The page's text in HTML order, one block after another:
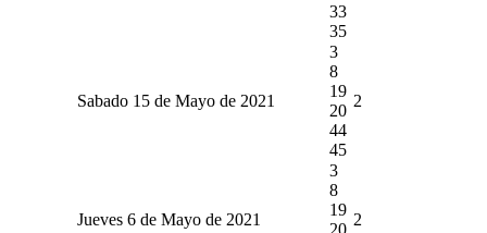
33
35
Sabado 15 de Mayo de 2021
3
8
19
20
44
45
2
Jueves 6 de Mayo de 2021
3
8
19
20
2